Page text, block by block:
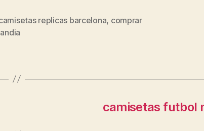
replicas barcelona, comprar
camisetas futbol